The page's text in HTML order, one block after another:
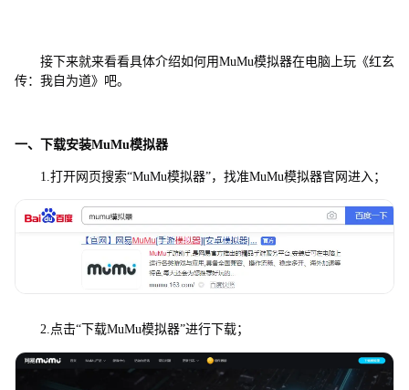
接下来就来看看具体介绍如何用MuMu模拟器在电脑上玩《红玄
传：我自为道》吧。
一、下载安装MuMu模拟器
1.打开网页搜索“MuMu模拟器”，找准MuMu模拟器官网进入；
2.点击“下载MuMu模拟器”进行下载；